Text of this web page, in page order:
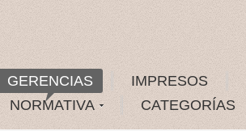
GERENCIAS IMPRESOS
NORMATIVA
CATEGORÍAS